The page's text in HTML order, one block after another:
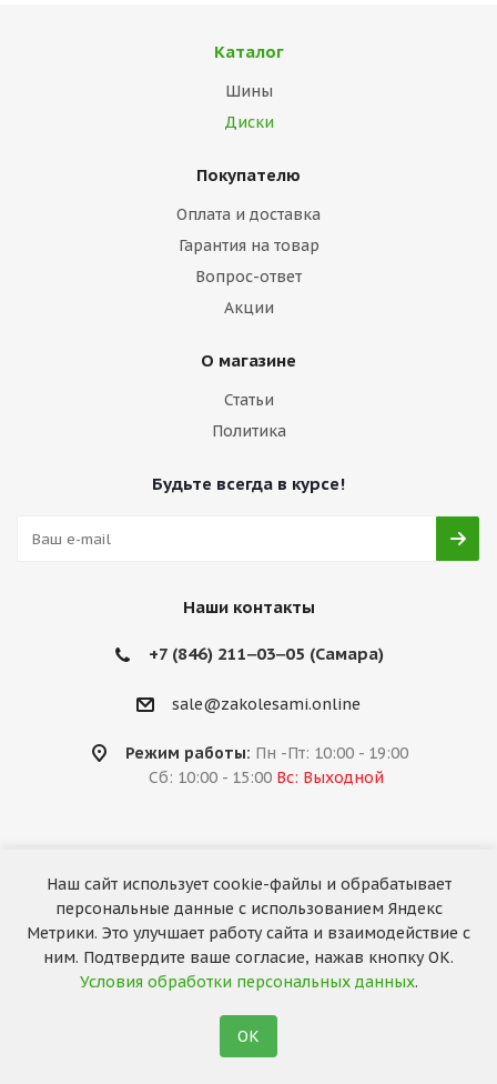
Каталог
Шины
Диски
Покупателю
Оплата и доставка
Гарантия на товар
Вопрос-ответ
Акции
О магазине
Статьи
Политика
Будьте всегда в курсе!
Наши контакты
+7 (846) 211‒03‒05 (Самара)
sale@zakolesami.online
Режим работы: Пн -Пт: 10:00 - 19:00
Сб: 10:00 - 15:00 Вс: Выходной
2026 © «За колёсами.Online»
Запуск сайта —RuMaster
Наш сайт использует cookie-файлы и обрабатывает
персональные данные с использованием Яндекс
Метрики. Это улучшает работу сайта и взаимодействие с
ним. Подтвердите ваше согласие, нажав кнопку ОК.
Условия обработки персональных данных.
ОК